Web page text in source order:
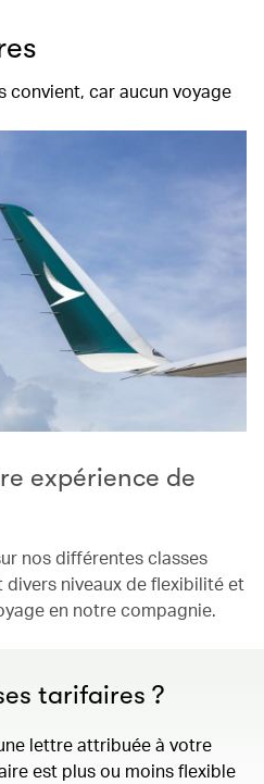
convient, car aucun voyage
expérience de
nos différentes classes
niveaux de flexibilité et
en notre compagnie.
tarifaires ?
lettre attribuée à votre
est plus ou moins flexible